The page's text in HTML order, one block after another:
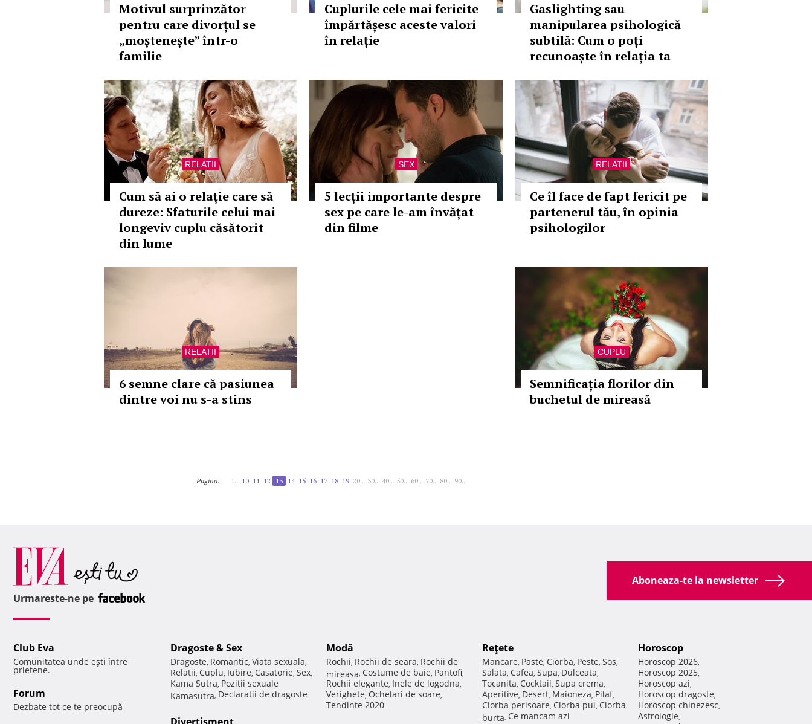
Motivul surprinzător
pentru care divorțul se
„moștenește” într-o
familie
Cuplurile cele mai fericite
împărtășesc aceste valori
în relație
Gaslighting sau
manipularea psihologică
subtilă: Cum o poți
recunoaște în relația ta
RELATII
Cum să ai o relație care să
dureze: Sfaturile celui mai
longeviv cuplu căsătorit
din lume
SEX
5 lecții importante despre
sex pe care le-am învățat
din filme
RELATII
Ce îl face de fapt fericit pe
partenerul tău, în opinia
psihologilor
RELATII
6 semne clare că pasiunea
dintre voi nu s-a stins
CUPLU
Semnificația florilor din
buchetul de mireasă
Pagina: 1.. 10 11 12 13 14 15 16 17 18 19 20.. 30.. 40.. 50.. 60.. 70.. 80.. 90..
Aboneaza-te la newsletter
Urmareste-ne pe
Club Eva
Comunitatea unde eşti între
prietene.
Forum
Dezbate tot ce te preocupă
Dragoste & Sex
Dragoste, Romantic, Viata sexuala,
Relatii, Cuplu, Iubire, Casatorie, Sex,
Kama Sutra, Pozitii sexuale
Kamasutra, Declaratii de dragoste
Modă
Rochii, Rochii de seara, Rochii de
mireasa, Costume de baie, Pantofi,
Rochii elegante, Inele de logodna,
Verighete, Ochelari de soare,
Tendinte 2020
Reţete
Mancare, Paste, Ciorba, Peste, Sos,
Salata, Cafea, Supa, Dulceata,
Tocanita, Cocktail, Supa crema,
Aperitive, Desert, Maioneza, Pilaf,
Ciorba perisoare, Ciorba pui, Ciorba
burta, Ce mancam azi
Horoscop
Horoscop 2026,
Horoscop 2025,
Horoscop azi,
Horoscop dragoste,
Horoscop chinezesc,
Astrologie,